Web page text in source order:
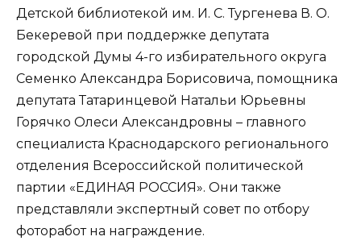
Детской библиотекой им. И. С. Тургенева В. О.
Бекеревой при поддержке депутата
городской Думы 4-го избирательного округа
Семенко Александра Борисовича, помощника
депутата Татаринцевой Натальи Юрьевны
Горячко Олеси Александровны – главного
специалиста Краснодарского регионального
отделения Всероссийской политической
партии «ЕДИНАЯ РОССИЯ». Они также
представляли экспертный совет по отбору
фоторабот на награждение.